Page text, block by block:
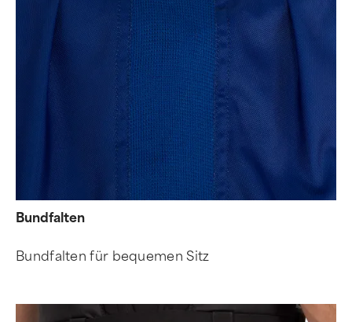
Bundfalten
Bundfalten für bequemen Sitz